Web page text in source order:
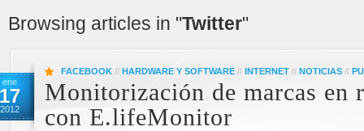
Browsing articles in "Twitter"
ene
17
2012
FACEBOOK // HARDWARE Y SOFTWARE // INTERNET // NOTICIAS //
Monitorización de marcas en
con E.lifeMonitor